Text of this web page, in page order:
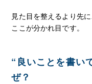
見た目を整えるより先
ここが分かれ目です。
“良いことを書い
ぜ？